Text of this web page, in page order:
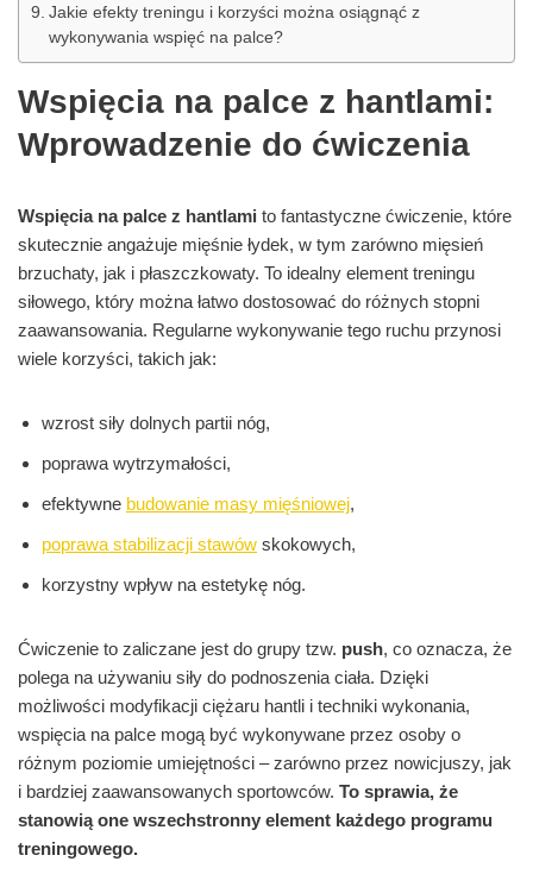
Jakie efekty treningu i korzyści można osiągnąć z
wykonywania wspięć na palce?
Wspięcia na palce z hantlami:
Wprowadzenie do ćwiczenia
Wspięcia na palce z hantlami to fantastyczne ćwiczenie, które
skutecznie angażuje mięśnie łydek, w tym zarówno mięsień
brzuchaty, jak i płaszczkowaty. To idealny element treningu
siłowego, który można łatwo dostosować do różnych stopni
zaawansowania. Regularne wykonywanie tego ruchu przynosi
wiele korzyści, takich jak:
wzrost siły dolnych partii nóg,
poprawa wytrzymałości,
efektywne budowanie masy mięśniowej,
poprawa stabilizacji stawów skokowych,
korzystny wpływ na estetykę nóg.
Ćwiczenie to zaliczane jest do grupy tzw. push, co oznacza, że
polega na używaniu siły do podnoszenia ciała. Dzięki
możliwości modyfikacji ciężaru hantli i techniki wykonania,
wspięcia na palce mogą być wykonywane przez osoby o
różnym poziomie umiejętności – zarówno przez nowicjuszy, jak
i bardziej zaawansowanych sportowców. To sprawia, że
stanowią one wszechstronny element każdego programu
treningowego.